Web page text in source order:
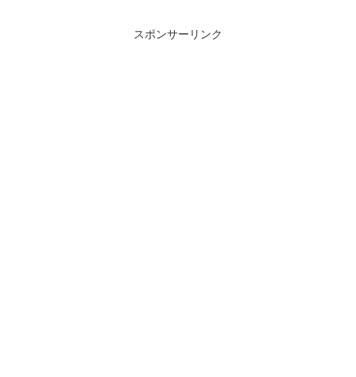
スポンサーリンク